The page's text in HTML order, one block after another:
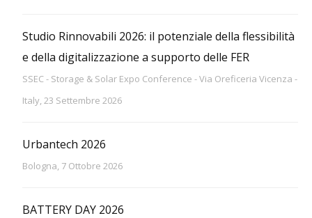
Studio Rinnovabili 2026: il potenziale della flessibilità
e della digitalizzazione a supporto delle FER
SSEC - Storage & Solar Expo Conference - Via Oreficeria Vicenza -
Italy, 23 Settembre 2026
Urbantech 2026
Bologna, 7 Ottobre 2026
BATTERY DAY 2026